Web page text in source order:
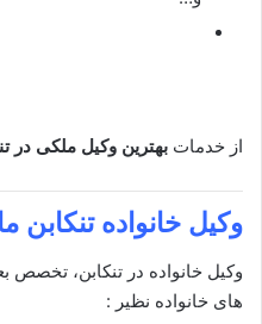
از خدمات بهترین وکیل ملکی در
وکیل خانواده تنکابن
وکیل خانواده در تنکابن، تخصص
های خانواده نظیر :